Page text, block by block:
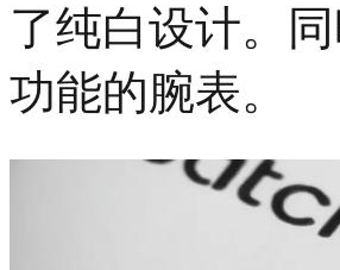
了纯白设计。
功能的腕表。